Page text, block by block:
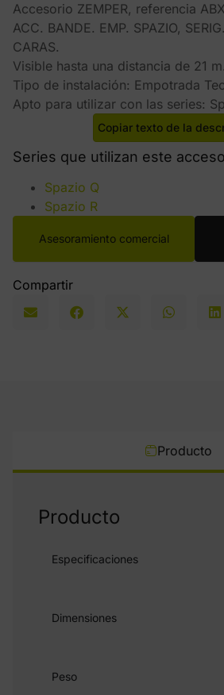
Accesorio ZEMPER, referencia
ACC. BANDE. EMP. SPAZIO,
CARAS.
Visible hasta una distancia de 21 m.
Tipo de instalación: Empotrada
Apto para utilizar con las series:
Copiar texto de la
Series que utilizan este
Spazio Q
Spazio R
Asesoramiento comercial
Compartir
Producto
Producto
Especificaciones
Dimensiones
Peso